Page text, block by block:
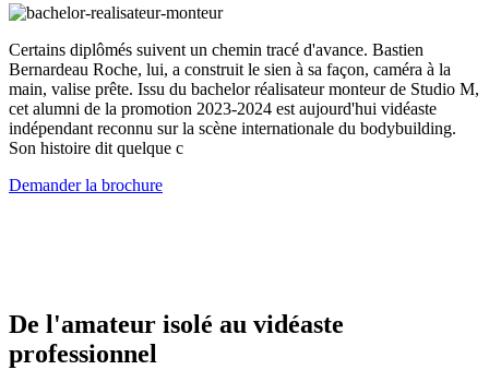
Certains diplômés suivent un chemin tracé d'avance. Bastien
Bernardeau Roche, lui, a construit le sien à sa façon, caméra à la
main, valise prête. Issu du bachelor réalisateur monteur de Studio M,
cet alumni de la promotion 2023-2024 est aujourd'hui vidéaste
indépendant reconnu sur la scène internationale du bodybuilding.
Son histoire dit quelque c
Demander la brochure
De l'amateur isolé au vidéaste
professionnel